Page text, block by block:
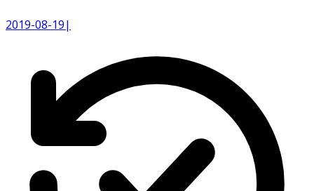
2019-08-19|